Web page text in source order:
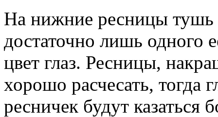
На нижние ресницы тушь
достаточно лишь одного
цвет глаз. Ресницы,
хорошо расчесать, тогда
ресничек будут казаться